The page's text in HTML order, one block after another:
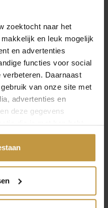
zoektocht naar het
en leuk mogelijk
en advertenties
functies voor social
verbeteren. Daarnaast
van onze site met
advertenties en
deze gegevens
die je met hen hebt
via jouw gebruik van